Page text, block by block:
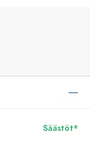
Säästöt*